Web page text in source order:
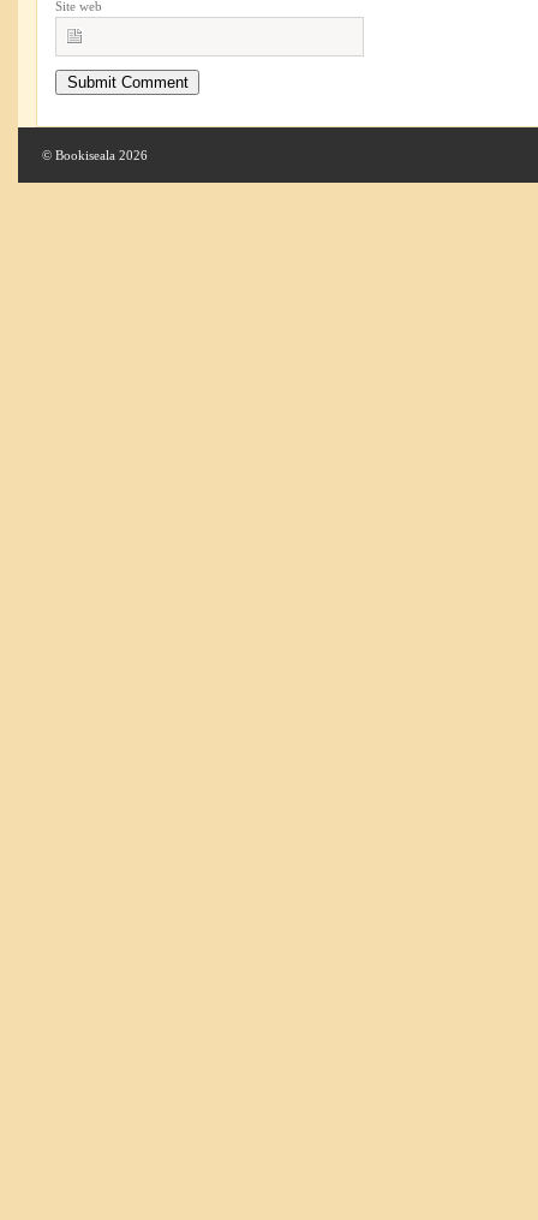
Site web
© Bookiseala 2026